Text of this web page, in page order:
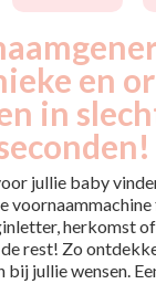
en
in
jullie baby
voornaammachine
herkomst
rest! Zo
bij jullie wensen.